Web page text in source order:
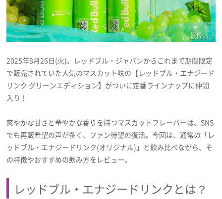
Emoメン
ランキング
Emo!miuとは？
免責事項
プライバシーポリシー
利用規約
お問い合わせ
2025年8月26日(火)、レッドブル・ジャパンからこれまで期間限定
で販売されていた人気のマスカット味の【レッドブル・エナジード
リンク グリーンエディション】がついに定番ラインナップに仲間
入り！
爽やかな甘さと華やかな香りを持つマスカットフレーバーは、SNS
でも再販希望の声が多く、ファン待望の復活。今回は、通常の「レ
ッドブル・エナジードリンク(オリジナル)」と飲み比べながら、そ
の特徴やおすすめの飲み方をレビュー。
レッドブル・エナジードリンクとは？